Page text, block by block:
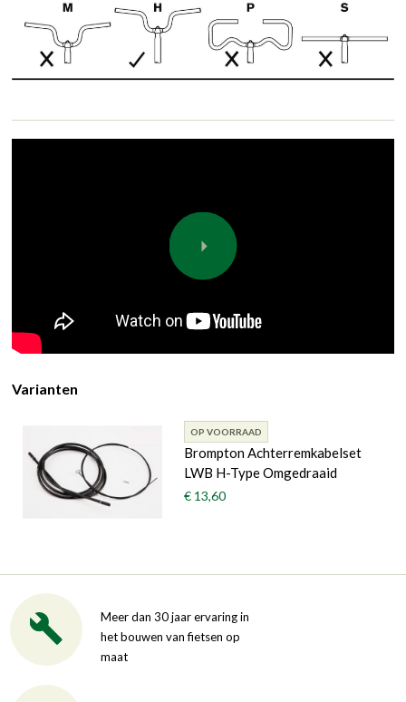
Varianten
OP VOORRAAD
Brompton Achterremkabelset
LWB H-Type Omgedraaid
€ 13,60
Meer dan 30 jaar ervaring in
het bouwen van fietsen op
maat